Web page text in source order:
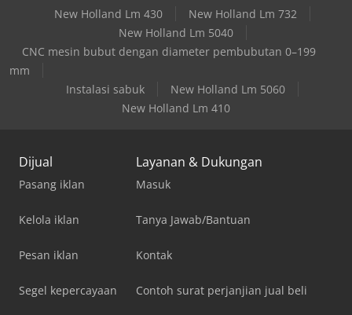
New Holland Lm 430
New Holland Lm 732
New Holland Lm 5040
CNC mesin bubut dengan diameter pembubutan 0–199
mm
Instalasi sabuk
New Holland Lm 5060
New Holland Lm 410
Dijual
Pasang iklan
Kelola iklan
Pesan iklan
Segel kepercayaan
Layanan & Dukungan
Masuk
Tanya Jawab/Bantuan
Kontak
Contoh surat perjanjian jual beli